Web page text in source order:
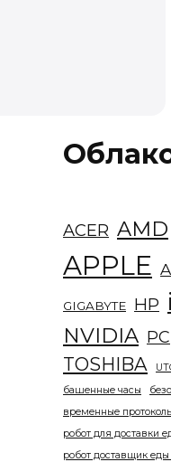
ACER AMD
APPLE
GIGABYTE HP
NVIDIA PC
TOSHIBA
башенные часы
временные
робот для доставки
робот доставщик еды